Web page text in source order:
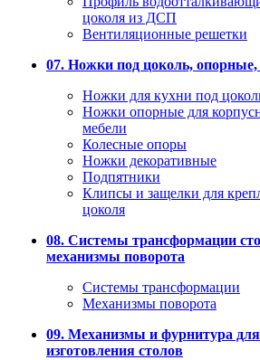
цоколя из ДСП
Вентиляционные решетки
07. Ножки под цоколь, опорные,
Ножки для кухни под
Ножки опорные для
мебели
Колесные опоры
Ножки декоративные
Подпятники
Клипсы и защелки для
цоколя
08. Системы трансформации
механизмы поворота
Системы трансформации
Механизмы поворота
09. Механизмы и фурнитура для
изготовления столов